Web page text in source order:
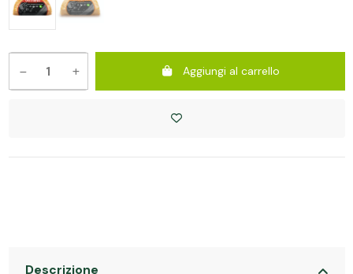
Aggiungi al carrello
Descrizione